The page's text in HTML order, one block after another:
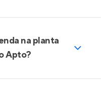
na planta
Apto?